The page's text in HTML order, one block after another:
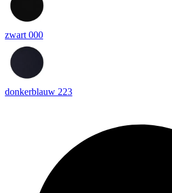
zwart 000
donkerblauw 223